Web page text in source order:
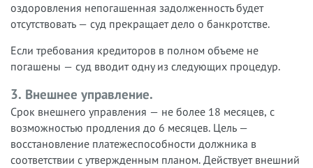
оздоровления непогашенная задолженность будет
отсутствовать — суд прекращает дело о банкротстве.
Если требования кредиторов в полном объеме не
погашены — суд вводит одну из следующих процедур.
3. Внешнее управление.
Срок внешнего управления — не более 18 месяцев, с
возможностью продления до 6 месяцев. Цель —
восстановление платежеспособности должника в
соответствии с утвержденным планом. Действует внешний